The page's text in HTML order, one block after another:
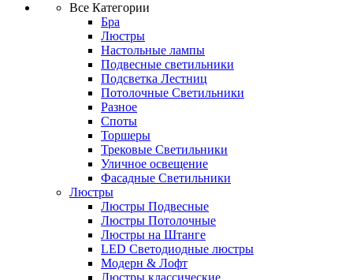
Все Категории
Бра
Люстры
Настольные лампы
Подвесные светильники
Подсветка Лестниц
Потолочные Светильники
Разное
Споты
Торшеры
Трековые Светильники
Уличное освещение
Фасадные Светильники
Люстры
Люстры Подвесные
Люстры Потолочные
Люстры на Штанге
LED Светодиодные люстры
Модерн & Лофт